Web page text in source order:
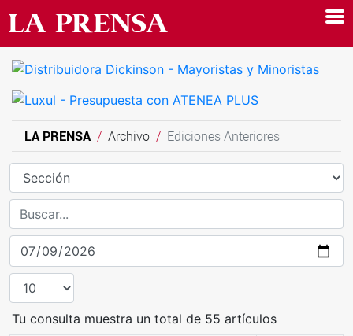
LA PRENSA Archivo Ediciones Anteriores
Tu consulta muestra un total de 55 artículos